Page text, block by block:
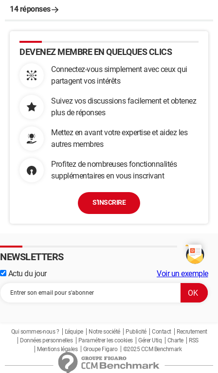
14 réponses
DEVENEZ MEMBRE EN QUELQUES CLICS
Connectez-vous simplement avec ceux qui
partagent vos intérêts
Suivez vos discussions facilement et obtenez
plus de réponses
Mettez en avant votre expertise et aidez les
autres membres
Profitez de nombreuses fonctionnalités
supplémentaires en vous inscrivant
S'INSCRIRE
NEWSLETTERS
Actu du jour Voir un exemple
Qui sommes-nous ? L'équipe Notre société Publicité Contact
Recrutement
Données personnelles
Paramétrer les cookies Gérer Utiq Charte
RSS
Mentions légales
Groupe Figaro ©2025 CCM Benchmark